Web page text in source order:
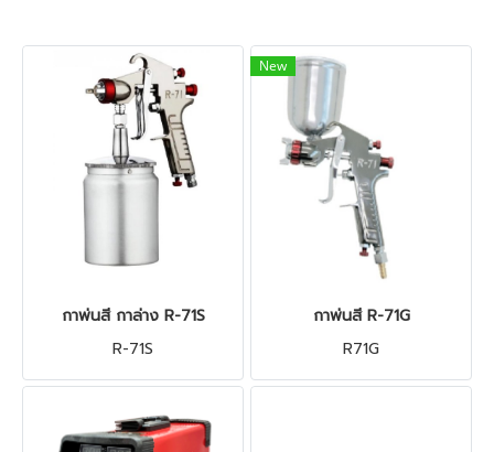
กาพ่นสี กาล่าง R-71S
R-71S
New
กาพ่นสี R-71G
R71G